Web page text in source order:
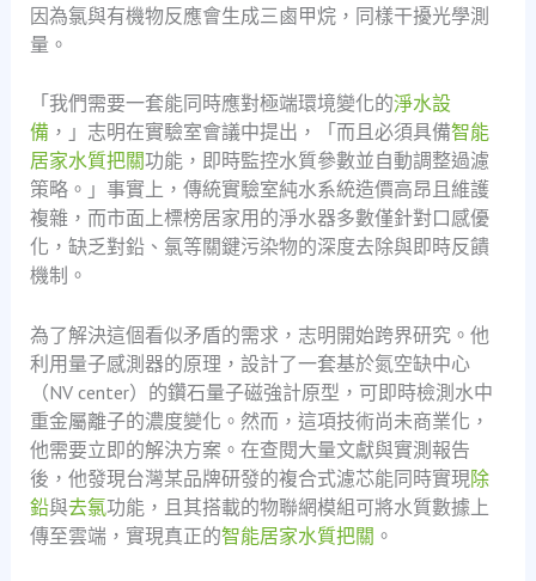
因為氯與有機物反應會生成三鹵甲烷，同樣干擾光學測
量。
「我們需要一套能同時應對極端環境變化的淨水設
備 ，」志明在實驗室會議中提出，「而且必須具備智能
居家水質把關功能，即時監控水質參數並自動調整過濾
策略。」事實上，傳統實驗室純水系統造價高昂且維護
複雜，而市面上標榜居家用的淨水器多數僅針對口感優
化，缺乏對鉛、氯等關鍵污染物的深度去除與即時反饋
機制。
為了解決這個看似矛盾的需求，志明開始跨界研究。他
利用量子感測器的原理，設計了一套基於氮空缺中心
（NV center）的鑽石量子磁強計原型，可即時檢測水中
重金屬離子的濃度變化。然而，這項技術尚未商業化，
他需要立即的解決方案。在查閱大量文獻與實測報告
後，他發現台灣某品牌研發的複合式濾芯能同時實現除
鉛與去氯功能，且其搭載的物聯網模組可將水質數據上
傳至雲端，實現真正的智能居家水質把關 。